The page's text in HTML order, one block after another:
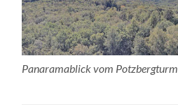
Panaramablick vom Potzbergturm